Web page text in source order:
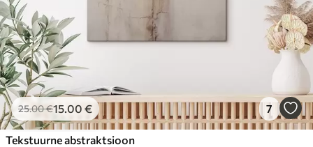
25.00€15.00 € 7
Tekstuurne abstraktsioon